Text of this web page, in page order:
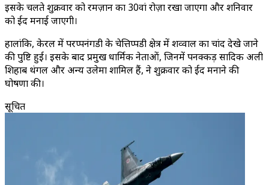
इसके चलते शुक्रवार को रमज़ान का 30वां रोज़ा रखा जाएगा और शनिवार
को ईद मनाई जाएगी।
हालांकि, केरल में परप्पनंगडी के चेत्तिप्पडी क्षेत्र में शव्वाल का चांद देखे जाने
की पुष्टि हुई। इसके बाद प्रमुख धार्मिक नेताओं, जिनमें पनक्कड़ सादिक अली
शिहाब थंगल और अन्य उलेमा शामिल हैं, ने शुक्रवार को ईद मनाने की
घोषणा की।
सूचित